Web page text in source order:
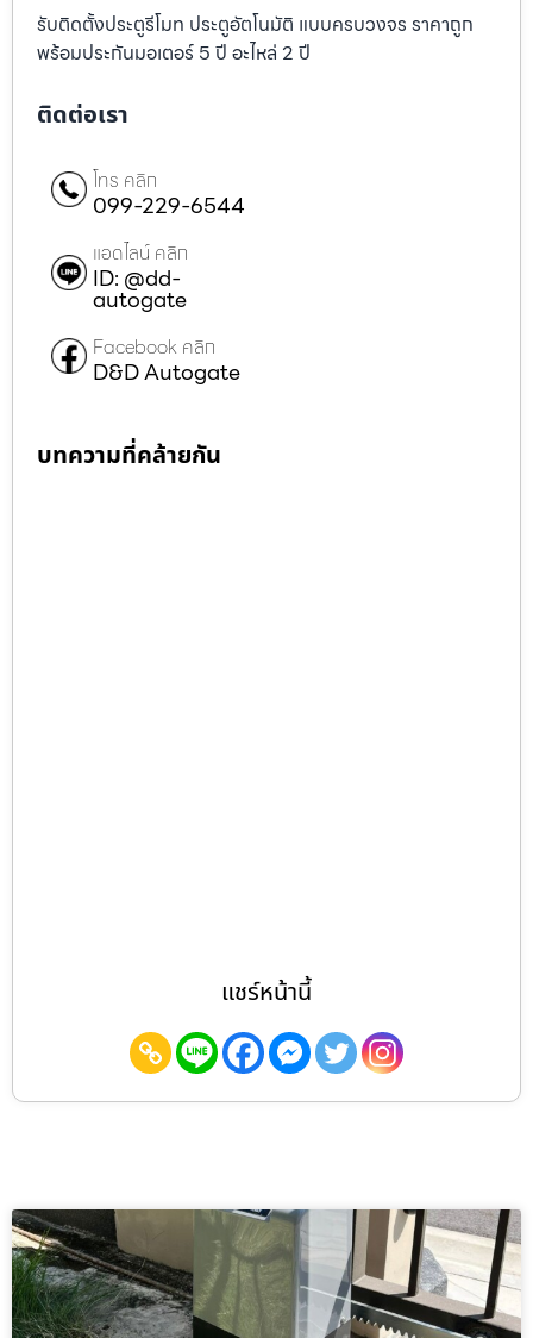
รับติดตั้งประตูรีโมท ประตูอัตโนมัติ แบบครบวงจร ราคาถูก
พร้อมประกันมอเตอร์ 5 ปี อะไหล่ 2 ปี
ติดต่อเรา
โทร คลิก
099-229-6544
แอดไลน์ คลิก
ID: @dd-
autogate
Facebook คลิก
D&D Autogate
บทความที่คล้ายกัน
แชร์หน้านี้